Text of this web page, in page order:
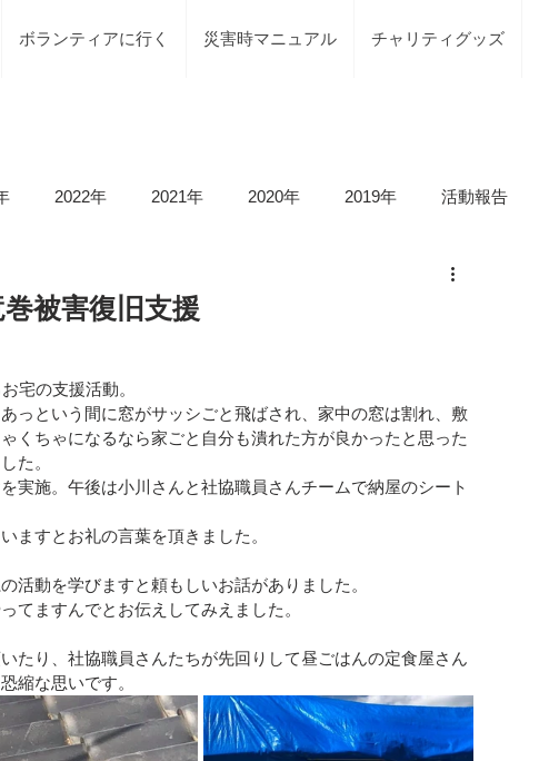
ボランティアに行く 災害時マニュアル チャリティグッズ
2022年 2021年 2020年 2019年 活動報告
市）
被害復旧支援
宅の支援活動。
っという間に窓がサッシごと飛ばされ、家中の窓は割れ、敷
くちゃになるなら家ごと自分も潰れた方が良かったと思った
た。
実施。午後は小川さんと社協職員さんチームで納屋のシート
ますとお礼の言葉を頂きました。
活動を学びますと頼もしいお話がありました。
てますんでとお伝えしてみえました。
たり、社協職員さんたちが先回りして昼ごはんの定食屋さん
縮な思いです。